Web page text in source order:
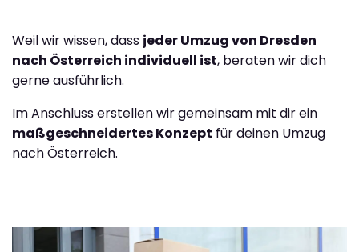
Weil wir wissen, dass jeder Umzug von Dresden
nach Österreich individuell ist, beraten wir dich
gerne ausführlich.
Im Anschluss erstellen wir gemeinsam mit dir ein
maßgeschneidertes Konzept für deinen Umzug
nach Österreich.